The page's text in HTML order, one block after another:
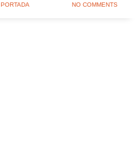
PORTADA NO COMMENTS